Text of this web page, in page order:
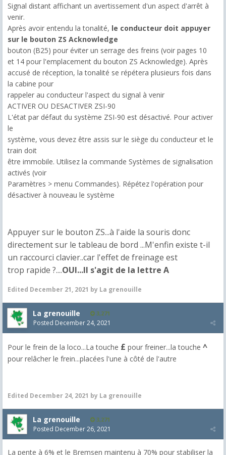
Signal distant affichant un avertissement d'un aspect d'arrêt à
venir.
Après avoir entendu la tonalité, le conducteur doit appuyer
sur le bouton ZS Acknowledge
bouton (B25) pour éviter un serrage des freins (voir pages 10
et 14 pour l'emplacement du bouton ZS Acknowledge). Après
accusé de réception, la tonalité se répétera plusieurs fois dans
la cabine pour
rappeler au conducteur l'aspect du signal à venir
ACTIVER OU DESACTIVER ZSI-90
L'état par défaut du système ZSI-90 est désactivé. Pour activer
le
système, vous devez être assis sur le siège du conducteur et le
train doit
être immobile. Utilisez la commande Systèmes de signalisation
activés (voir
Paramètres > menu Commandes). Répétez l'opération pour
désactiver à nouveau le système
Appuyer sur le bouton ZS...à l'aide la souris donc
directement sur le tableau de bord ...M'enfin existe t-il
un raccourci clavier..car l'effet de freinage est
trop rapide ?....OUI...Il s'agit de la lettre A
Edited December 21, 2021 by La grenouille
La grenouille 3,271
Posted December 24, 2021
Pour le frein de la loco...La touche £ pour freiner...la touche ^
pour relâcher le frein...placées l'une à côté de l'autre
Edited December 24, 2021 by La grenouille
La grenouille 3,271
Posted December 26, 2021
La pente à 6% et le Bremsen maintenu à 70% pour stabiliser la